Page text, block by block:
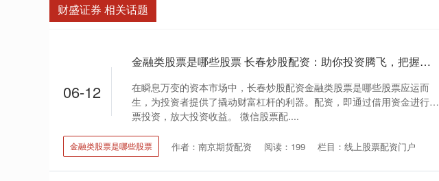
财盛证券 相关话题
06-12
金融类股票是哪些股票 长春炒股配资：助你投资腾飞，把握财富机遇
在瞬息万变的资本市场中，长春炒股配资金融类股票是哪些股票应运而
生，为投资者提供了撬动财富杠杆的利器。配资，即通过借用资金进行股
票投资，放大投资收益。 微信股票配....
金融类股票是哪些股票 作者：南京期货配资 阅读：199 栏目：线上股票配资门户